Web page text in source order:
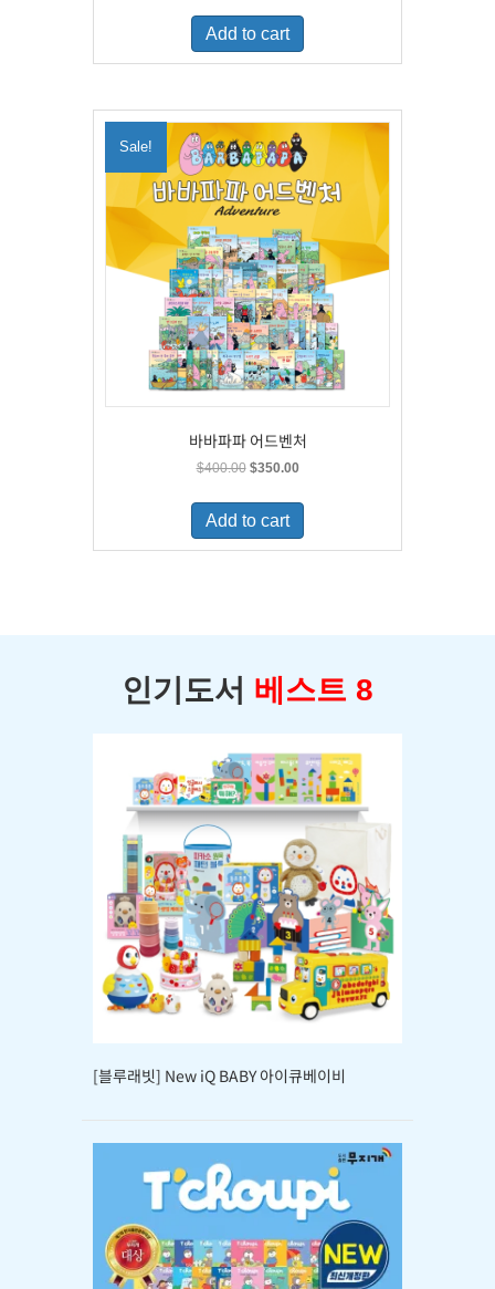
was:
$500.00.
is:
Add to cart
Sale!
바바파파 어드벤처
$400.00 Original
was:
$400.00.
$350.00Current
is:
Add to cart
인기도서 베스트 8
[블루래빗] New iQ BABY 아이큐베이비